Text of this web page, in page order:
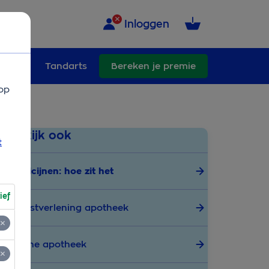
Inloggen
Tandarts Bereken je premie
Bekijk ook
Medicijnen: hoe zit het
Dienstverlening apotheek
Online apotheek